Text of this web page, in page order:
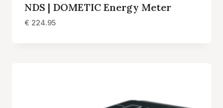
NDS | DOMETIC Energy Meter
€ 224.95